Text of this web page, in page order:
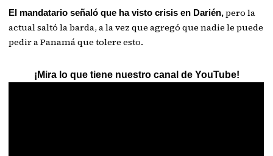
El mandatario señaló que ha visto crisis en Darién,pero la
actual saltó la barda, a la vez que agregó que nadie le puede
pedir a Panamá que tolere esto.
¡Mira lo que tiene nuestro canal de YouTube!